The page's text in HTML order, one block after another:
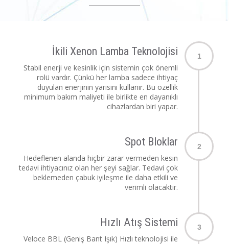
1
İkili Xenon Lamba Teknolojisi
Stabil enerji ve kesinlik için sistemin çok önemli
rolü vardır. Çünkü her lamba sadece ihtiyaç
duyulan enerjinin yarısını kullanır. Bu özellik
minimum bakım maliyeti ile birlikte en dayanıklı
cihazlardan biri yapar.
2
Spot Bloklar
Hedeflenen alanda hiçbir zarar vermeden kesin
tedavi ihtiyacınız olan her şeyi sağlar. Tedavi çok
beklemeden çabuk iyileşme ile daha etkili ve
verimli olacaktır.
3
Hızlı Atış Sistemi
Veloce BBL (Geniş Bant Işık) Hızlı teknolojisi ile